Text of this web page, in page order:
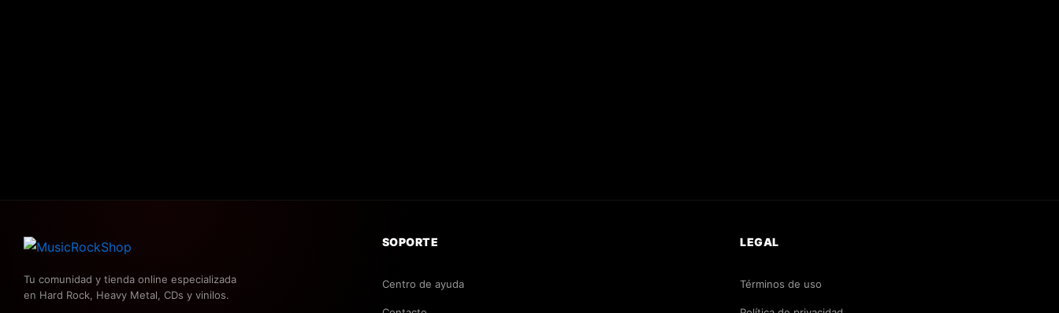
Tu comunidad y tienda online especializada
en Hard Rock, Heavy Metal, CDs y vinilos.
SOPORTE
Centro de ayuda
LEGAL
Términos de uso